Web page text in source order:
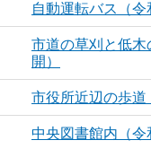
自動運転バス（令
市道の草刈と低
開）
市役所近辺の歩道
中央図書館内（令